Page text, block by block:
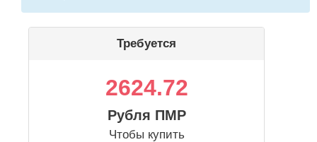
Требуется
2624.72
Рубля ПМР
Чтобы купить